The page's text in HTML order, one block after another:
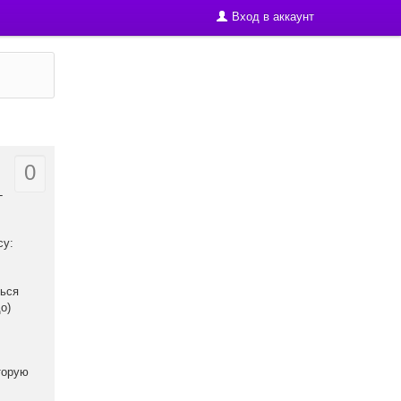
Вход в аккаунт
0